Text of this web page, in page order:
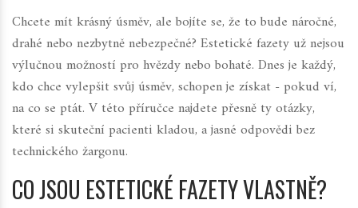
Chcete mít krásný úsměv, ale bojíte se, že to bude náročné,
drahé nebo nezbytně nebezpečné? Estetické fazety už nejsou
výlučnou možností pro hvězdy nebo bohaté. Dnes je každý,
kdo chce vylepšit svůj úsměv, schopen je získat - pokud ví,
na co se ptát. V této příručce najdete přesně ty otázky,
které si skuteční pacienti kladou, a jasné odpovědi bez
technického žargonu.
CO JSOU ESTETICKÉ FAZETY VLASTNĚ?